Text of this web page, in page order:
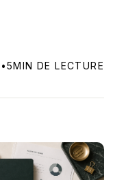
•5MIN DE LECTURE